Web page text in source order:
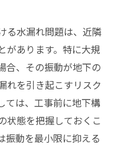
る水漏れ問題は、近隣
があります。特に大規
合、その振動が地下の
れを引き起こすリスク
ては、工事前に地下構
状態を把握しておくこ
振動を最小限に抑える